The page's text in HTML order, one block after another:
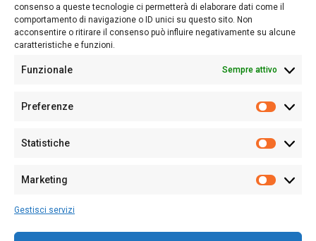
consenso a queste tecnologie ci permetterà di elaborare dati come il
comportamento di navigazione o ID unici su questo sito. Non
acconsentire o ritirare il consenso può influire negativamente su alcune
caratteristiche e funzioni.
Funzionale Sempre attivo
Preferenze
Statistiche
Marketing
Gestisci servizi
Follow Us
Sede:Via Cristoforo Colombo 09013 Carbonia
Partita IVA02270380922
128/2020 del 10/02/2020
Per la Pubblicità: